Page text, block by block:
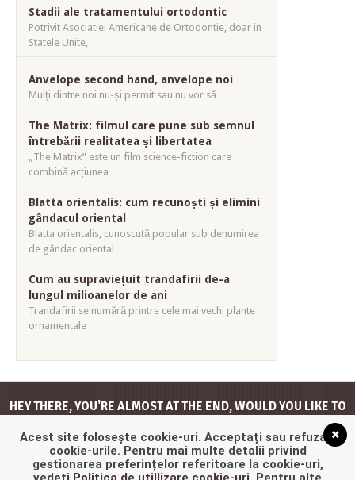
Stadii ale tratamentului ortodontic
Potrivit Asociatiei Americane de Ortodontie, doar in
Statele Unite,
Anvelope second hand, anvelope noi
Mulți dintre noi nu-și permit sau nu vor să
The Matrix: filmul care pune sub semnul
întrebării realitatea și libertatea
„The Matrix” este un film science-fiction care
combină acțiunea
Blatta orientalis: cum recunoști și elimini
gândacul oriental
Blatta orientalis, cunoscută popular sub denumirea
de gândac oriental
Cum au supraviețuit trandafirii de-a
lungul milioanelor de ani
Trandafirii se numără printre cele mai vechi plante
ornamentale
HEY THERE, YOU'RE ALMOST AT THE END, WOULD YOU LIKE TO
Acest site folosește cookie-uri. Acceptați sau refuzați
cookie-urile. Pentru mai multe detalii privind
gestionarea preferințelor referitoare la cookie-uri,